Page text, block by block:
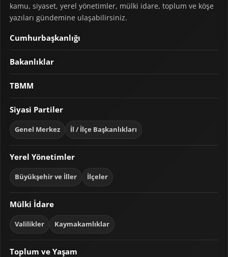
kamu, siyaset, yerel yönetimler, mülki idare, toplum ve köşe
yazıları gündemine ulaşabilirsiniz.
Cumhurbaşkanlığı
Bakanlıklar
TBMM
Siyasi Partiler
Genel Merkez İl / İlçe Başkanlıkları
Yerel Yönetimler
Büyükşehir ve İller İlçeler
Mülki İdare
Valilikler Kaymakamlıklar
Toplum ve Yaşam